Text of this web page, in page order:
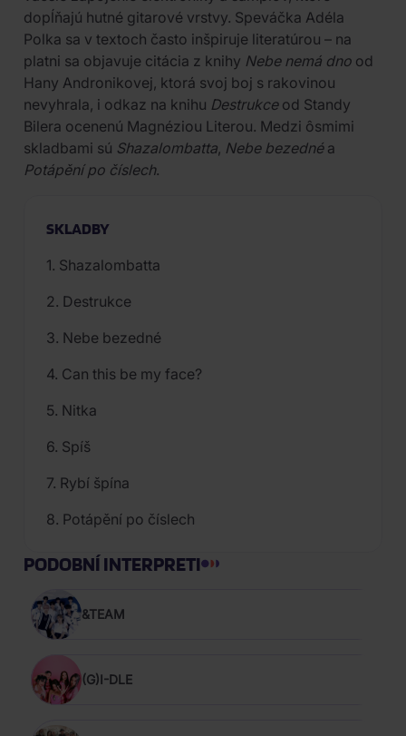
dopĺňajú hutné gitarové vrstvy. Speváčka Adéla
Polka sa v textoch často inšpiruje literatúrou – na
platni sa objavuje citácia z knihy Nebe nemá dno od
Hany Andronikovej, ktorá svoj boj s rakovinou
nevyhrala, i odkaz na knihu Destrukceod Standy
Bilera ocenenú Magnéziou Literou. Medzi ôsmimi
skladbami sú Shazalombatta, Nebe bezednéa
Potápění po číslech.
SKLADBY
1. Shazalombatta
2. Destrukce
3. Nebe bezedné
4. Can this be my face?
5. Nitka
6. Spíš
7. Rybí špína
8. Potápění po číslech
PODOBNÍ INTERPRETI
&TEAM
(G)I-DLE